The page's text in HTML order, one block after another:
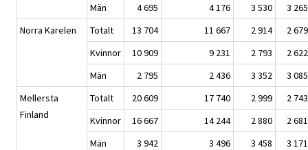
Män
4 695 4 176 3 530
3 265
Norra Karelen
Totalt 13 704 11 667 2 914
2 679
Kvinnor
10 909 9 231 2 793
2 622
Män
2 795 2 436 3 352
3 085
Mellersta
Finland
Totalt 20 609 17 740 2 999
2 743
Kvinnor
16 667 14 244 2 880
2 681
Män
3 942 3 496 3 458
3 171